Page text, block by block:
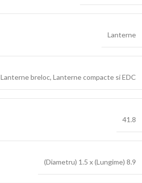
Lanterne
Lanterne breloc, Lanterne compacte si EDC
41.8
(Diametru) 1.5 x (Lungime) 8.9